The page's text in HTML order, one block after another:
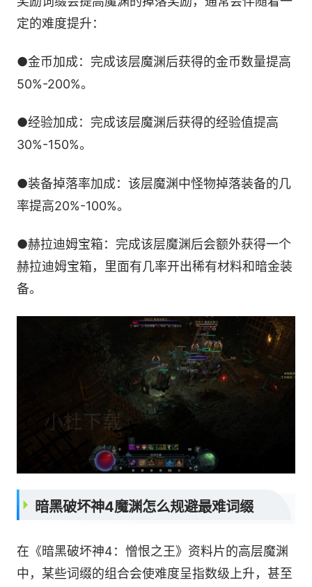
定的难度提升：
●金币加成：完成该层魔渊后获得的金币数量提高
50%-200%。
●经验加成：完成该层魔渊后获得的经验值提高
30%-150%。
●装备掉落率加成：该层魔渊中怪物掉落装备的几
率提高20%-100%。
●赫拉迪姆宝箱：完成该层魔渊后会额外获得一个
赫拉迪姆宝箱，里面有几率开出稀有材料和暗金装
备。
暗黑破坏神4魔渊怎么规避最难词缀
在《暗黑破坏神4：憎恨之王》资料片的高层魔渊
中，某些词缀的组合会使难度呈指数级上升，甚至